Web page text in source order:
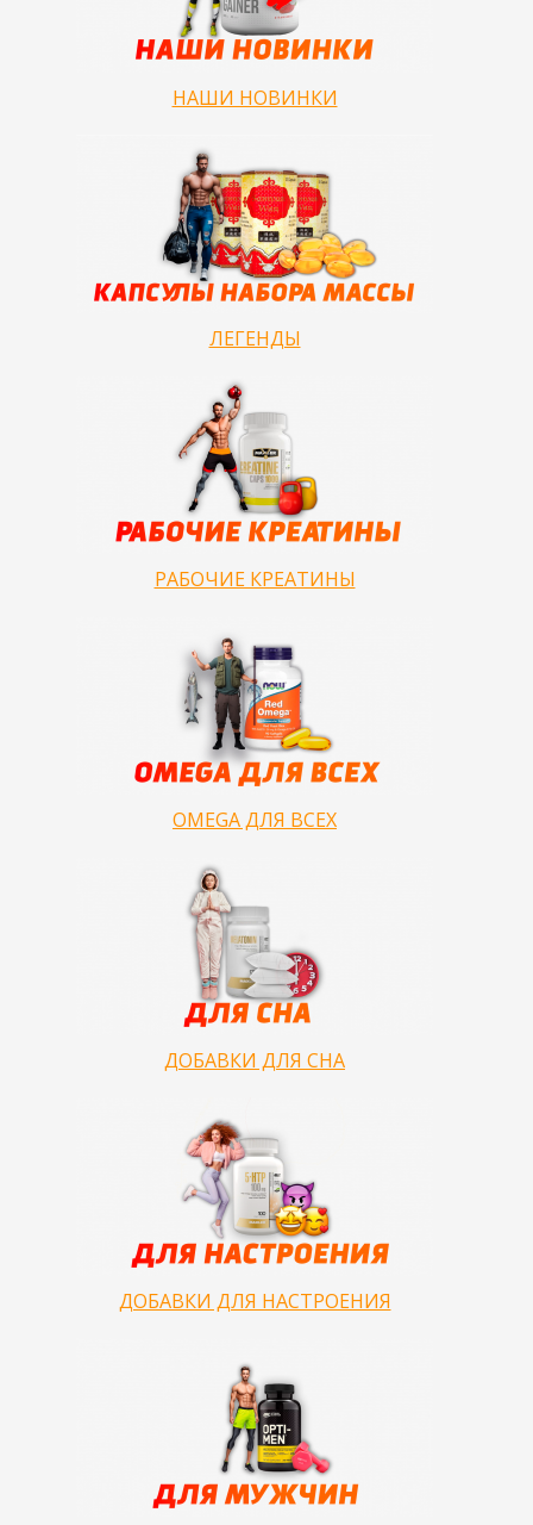
НАШИ НОВИНКИ
ЛЕГЕНДЫ
РАБОЧИЕ КРЕАТИНЫ
OMEGA ДЛЯ ВСЕХ
ДОБАВКИ ДЛЯ СНА
ДОБАВКИ ДЛЯ НАСТРОЕНИЯ